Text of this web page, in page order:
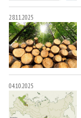
28.11.2025
04.10.2025